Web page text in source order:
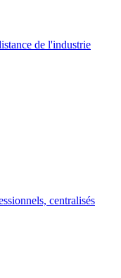
de l'industrie
centralisés